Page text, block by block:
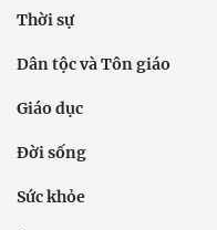
Thời sự
Dân tộc và Tôn giáo
Giáo dục
Đời sống
Sức khỏe